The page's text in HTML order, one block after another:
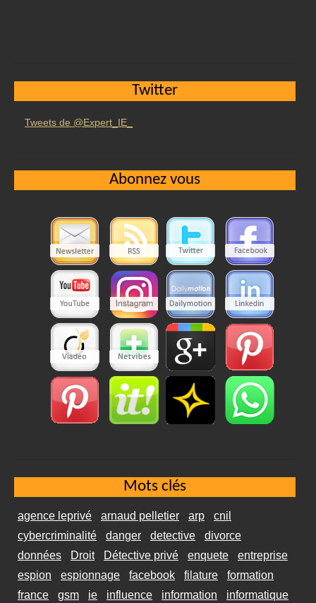
Twitter
Tweets de @Expert_IE_
Abonnez vous
Mots clés
agence leprivé arnaud pelletier arp
cnil
cybercriminalité
danger detective
divorce
données
Droit Détective privé enquete
entreprise
espion
espionnage facebook filature
formation
france
gsm ie influence information informatique